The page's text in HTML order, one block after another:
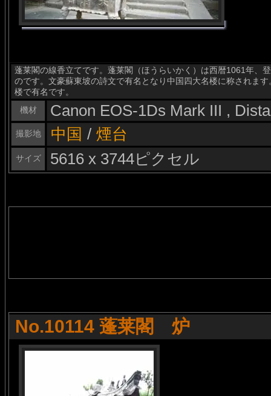
蓬莱閣の線香立てです。蓬莱閣（ほうらいかく）は西暦1061年、
のです。文豪蘇東坡の詩文で有名となり中国四大名楼に称されま
楼で有名です。
機材
Canon EOS-1Ds Mark III ,
撮影地 中国 / 煙台
サイズ 5616 x 3744ピクセル
No.10114 蓬莱閣 炉